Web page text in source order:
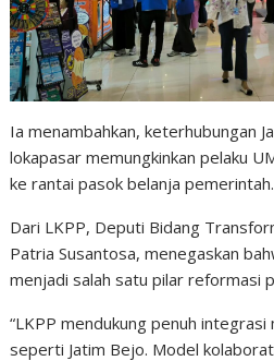
Ia menambahkan, keterhubungan
lokapasar memungkinkan pelaku
ke rantai pasok belanja pemerintah.
Dari LKPP, Deputi Bidang
Patria Susantosa, menegaskan
menjadi salah satu pilar reformasi
“LKPP mendukung penuh
seperti Jatim Bejo. Model